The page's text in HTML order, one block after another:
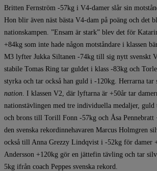
Britten Fernström -57kg i V4-damer slår sin
Hon blir även näst bästa V4-dam på poäng och det
nationskampen. ”Ensam är stark” blev det för
+84kg som inte hade någon motståndare i klassen
M3 lyfter Jukka Siltanen -74kg till sig nytt svenskt
stabile Tomas Ring tar guldet i klass -83kg och
styrka och tar också han guld i -120kg. Herrarna tar
nation . I klassen V2, där lyftarna är +50år tar
nationstävlingen med tre individuella medaljer,
och brons till Torill Fonn -57kg och Åsa Pennebratt
den svenska rekordinnehavaren Marcus Holmgren
också till Anna Grezzy Lindqvist i -52kg för damer
Andersson +120kg gör en jättefin tävling och tar
5kg ifrån coach Peppes svenska rekord.